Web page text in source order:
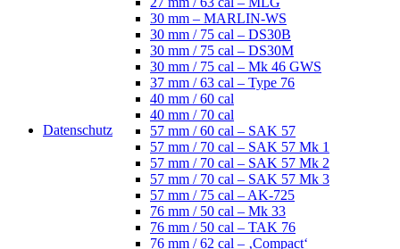
Datenschutz
30 mm – MARLIN-WS
30 mm / 75 cal – DS30B
30 mm / 75 cal – DS30M
30 mm / 75 cal – Mk 46 GWS
37 mm / 63 cal – Type 76
40 mm / 60 cal
40 mm / 70 cal
57 mm / 60 cal – SAK 57
57 mm / 70 cal – SAK 57 Mk 1
57 mm / 70 cal – SAK 57 Mk 2
57 mm / 70 cal – SAK 57 Mk 3
57 mm / 75 cal – AK-725
76 mm / 50 cal – Mk 33
76 mm / 50 cal – TAK 76
76 mm / 62 cal – ‚Compact‘